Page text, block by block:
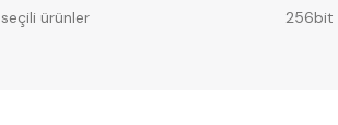
ürünler 256bit